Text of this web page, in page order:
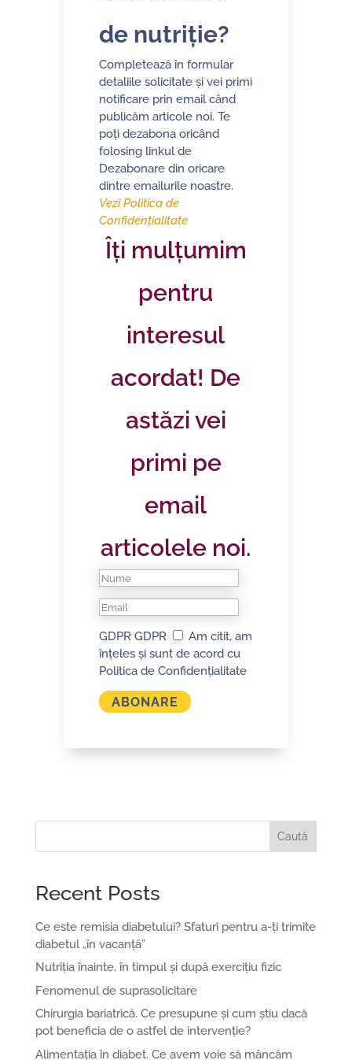
de nutriție?
Completează în formular
detaliile solicitate și vei primi
notificare prin email când
publicăm articole noi. Te
poți dezabona oricând
folosing linkul de
Dezabonare din oricare
dintre emailurile noastre.
Vezi Politica de
Confidențialitate
Îți mulțumim
pentru
interesul
acordat! De
astăzi vei
primi pe
email
articolele noi.
GDPR GDPR
Am citit, am
înțeles și sunt de acord cu
Politica de Confidențialitate
ABONARE
Caută
Recent Posts
Ce este remisia diabetului? Sfaturi pentru a-ți trimite
diabetul „în vacanță”
Nutriția înainte, în timpul și după exercițiu fizic
Fenomenul de suprasolicitare
Chirurgia bariatrică. Ce presupune și cum știu dacă
pot beneficia de o astfel de intervenție?
Alimentația în diabet. Ce avem voie să mâncăm